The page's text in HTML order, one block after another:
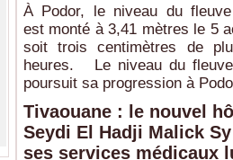
À Podor, le niveau du fleuve
est monté à 3,41 mètres le 5
soit trois centimètres de
heures. Le niveau du fleuve
poursuit sa progression à
Tivaouane : le nouvel
Seydi El Hadji Malick
ses services médicaux